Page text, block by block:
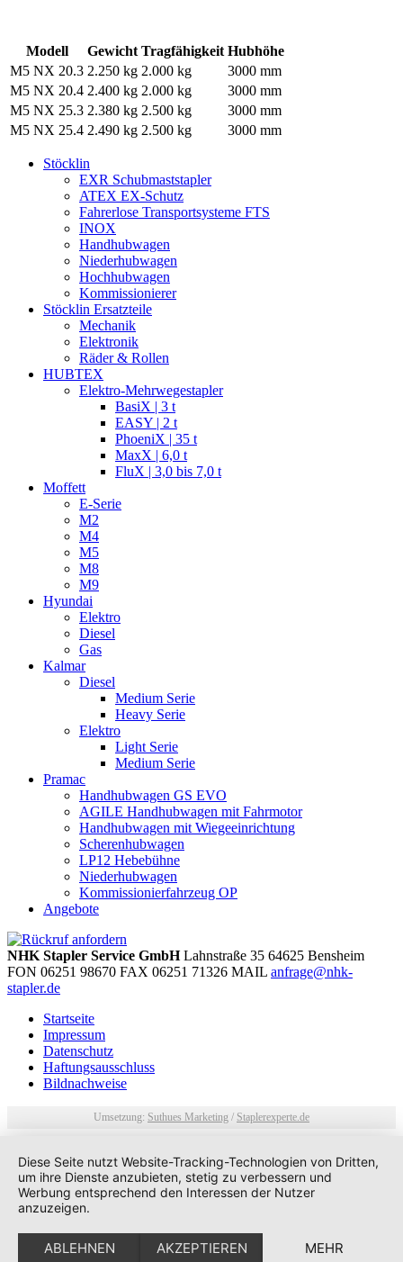
Modell Gewicht Tragfähigkeit Hubhöhe
M5 NX 20.3 2.250 kg 2.000 kg
3000 mm
M5 NX 20.4 2.400 kg 2.000 kg
3000 mm
M5 NX 25.3 2.380 kg 2.500 kg
3000 mm
M5 NX 25.4 2.490 kg 2.500 kg 3000 mm
Stöcklin
EXR Schubmaststapler
ATEX EX-Schutz
Fahrerlose Transportsysteme FTS
INOX
Handhubwagen
Niederhubwagen
Hochhubwagen
Kommissionierer
Stöcklin Ersatzteile
Mechanik
Elektronik
Räder & Rollen
HUBTEX
Elektro-Mehrwegestapler
BasiX | 3 t
EASY | 2 t
PhoeniX | 35 t
MaxX | 6,0 t
FluX | 3,0 bis 7,0 t
Moffett
E-Serie
M2
M4
M5
M8
M9
Hyundai
Elektro
Diesel
Gas
Kalmar
Diesel
Medium Serie
Heavy Serie
Elektro
Light Serie
Medium Serie
Pramac
Handhubwagen GS EVO
AGILE Handhubwagen mit Fahrmotor
Handhubwagen mit Wiegeeinrichtung
Scherenhubwagen
LP12 Hebebühne
Niederhubwagen
Kommissionierfahrzeug OP
Angebote
NHK Stapler Service GmbH Lahnstraße 35 64625 Bensheim
FON 06251 98670 FAX 06251 71326 MAIL anfrage@nhk-
stapler.de
Startseite
Impressum
Datenschutz
Haftungsausschluss
Bildnachweise
Umsetzung: Suthues Marketing / Staplerexperte.de
Diese Seite nutzt Website-Tracking-Technologien von Dritten,
um ihre Dienste anzubieten, stetig zu verbessern und
Werbung entsprechend den Interessen der Nutzer
anzuzeigen.
ABLEHNEN AKZEPTIEREN MEHR